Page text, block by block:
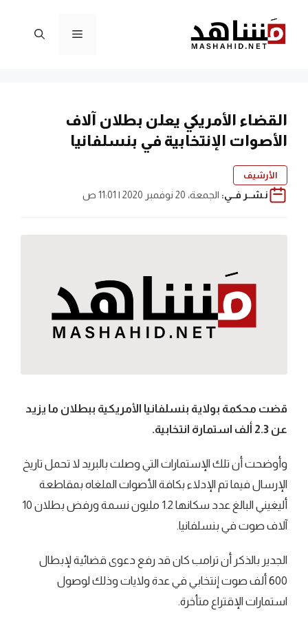
المحتوى
القائمة
القضاء الأمريكي يعلن بطلان آلاف
الأصوات الإنتخابية في بنسلفانيا
الأرشيف
نـشــر فــي: الجمعة، 20 نوفمبر 2020 | 11:01 ص
قضت محكمة بولاية بنسلفانيا الأمريكية ببطلان ما يزيد
عن 2.3 ألف استمارة انتخابية.
وأوضحت أن تلك الإستمارات التي وصلت بالبريد لا تحمل تاريخ
الإرسال فيما تم الإدلاء بكافة الأصوات الملغاه بمقاطعة
أليغيني البالغ عدد سكانها 1.2 مليون نسمة ورفض بطلان 10
آلاف صوت في بنسلفانيا.
الجدير بالذكر أن ترامب كان قد رفع دعوى قضائية لإبطال
600 ألف صوت إنتخابي في عدة ولايات وذلك لوصول
استمارات الإقتراع متأخرة.